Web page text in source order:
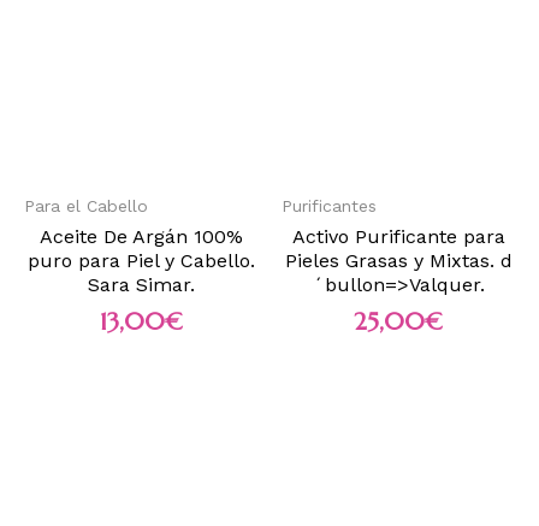
Para el Cabello
Aceite De Argán 100%
puro para Piel y Cabello.
Sara Simar.
13,00€
Purificantes
Activo Purificante para
Pieles Grasas y Mixtas. d
´bullon=>Valquer.
25,00€